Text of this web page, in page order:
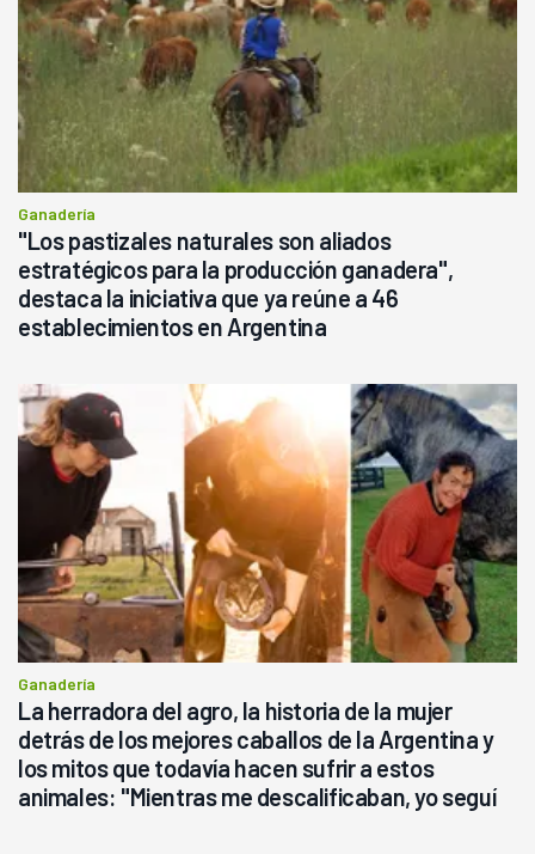
Ganadería
"Los pastizales naturales son aliados
estratégicos para la producción ganadera",
destaca la iniciativa que ya reúne a 46
establecimientos en Argentina
Ganadería
La herradora del agro, la historia de la mujer
detrás de los mejores caballos de la Argentina y
los mitos que todavía hacen sufrir a estos
animales: "Mientras me descalificaban, yo seguí